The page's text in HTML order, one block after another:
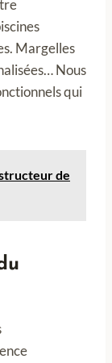
Margelles
Nous
qui
de